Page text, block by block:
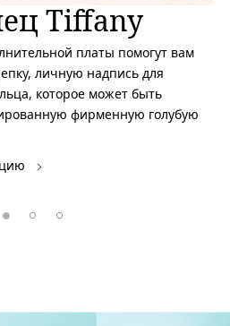
Tiffany
платы помогут вам
личную надпись для
которое может быть
фирменную голубую